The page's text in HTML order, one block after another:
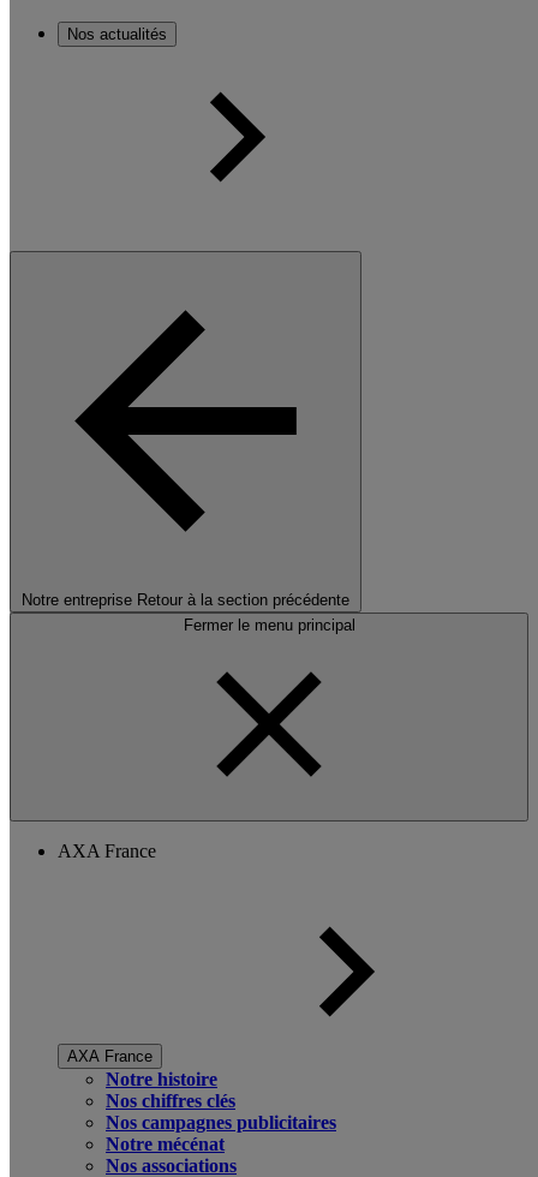
Nos actualités
Notre entreprise Retour à la section précédente
Fermer le menu principal
AXA France
AXA France
Notre histoire
Nos chiffres clés
Nos campagnes publicitaires
Notre mécénat
Nos associations